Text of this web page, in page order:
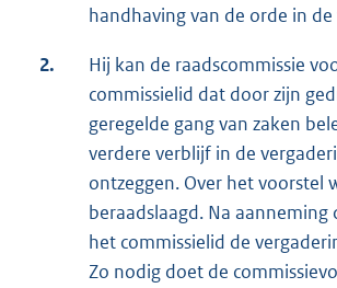
handhaving van de orde in
2.
Hij kan de raadscommissie
commissielid dat door zijn
geregelde gang van zaken
verdere verblijf in de
ontzeggen. Over het voorstel
beraadslaagd. Na aanneming
het commissielid de
Zo nodig doet de